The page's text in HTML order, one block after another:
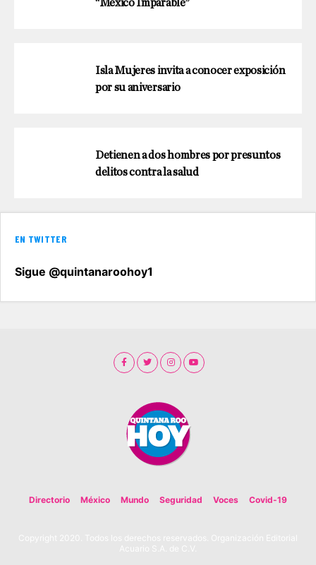
“México Imparable”
Isla Mujeres invita a conocer exposición
por su aniversario
Detienen a dos hombres por presuntos
delitos contra la salud
EN TWITTER
Sigue @quintanaroohoy1
Directorio México Mundo Seguridad Voces Covid-19